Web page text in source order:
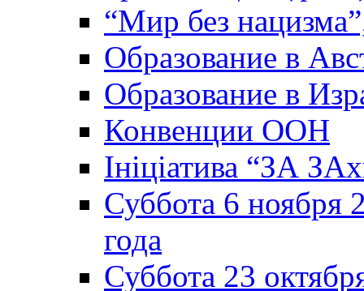
“Мир без
Образование в
Образование в
Конвенции ООН
Ініціатива “ЗА
Суббота 6 ноября
года
Суббота 23